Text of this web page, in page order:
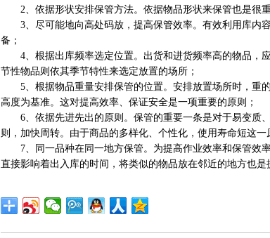
2、依据形状安排保管方法。依据物品形状来保管也是很重
3、尽可能地向高处码放，提高保管效率。有效利用库内
备；
4、根据出库频率选定位置。出货和进货频率高的物品，
节性物品则依其季节特性来选定放置的场所；
5、根据物品重量安排保管的位置。安排放置场所时，重
高度为基准。这对提高效率、保证安全是一项重要的原则；
6、依据先进先出的原则。保管的重要一条是对于易变质
则，加快周转。由于商品的多样化、个性化，使用寿命短这一
7、同一品种在同一地方保管。为提高作业效率和保管效
直接影响着出入库的时间，将类似的物品放在邻近的地方也是